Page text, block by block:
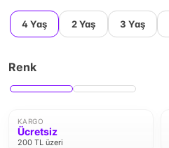
4 Yaş 2 Yaş 3 Yaş
Renk
KARGO
Ücretsiz
200 TL üzeri